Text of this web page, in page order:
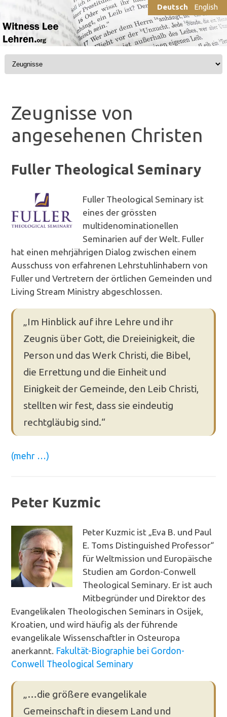
Deutsch English
Skip to content
Zeugnisse von
angesehenen Christen
Fuller Theological Seminary
Fuller Theological Seminary ist
eines der grössten
multidenominationellen
Seminarien auf der Welt. Fuller
hat einen mehrjährigen Dialog zwischen einem
Ausschuss von erfahrenen Lehrstuhlinhabern von
Fuller und Vertretern der örtlichen Gemeinden und
Living Stream Ministry abgeschlossen.
„Im Hinblick auf ihre Lehre und ihr
Zeugnis über Gott, die Dreieinigkeit, die
Person und das Werk Christi, die Bibel,
die Errettung und die Einheit und
Einigkeit der Gemeinde, den Leib Christi,
stellten wir fest, dass sie eindeutig
rechtgläubig sind.“
(mehr …)
Peter Kuzmic
Peter Kuzmic ist „Eva B. und Paul
E. Toms Distinguished Professor“
für Weltmission und Europäische
Studien am Gordon-Conwell
Theological Seminary. Er ist auch
Mitbegründer und Direktor des
Evangelikalen Theologischen Seminars in Osijek,
Kroatien, und wird häufig als der führende
evangelikale Wissenschaftler in Osteuropa
anerkannt. Fakultät-Biographie bei Gordon-
Conwell Theological Seminary
„…die größere evangelikale
Gemeinschaft in diesem Land und